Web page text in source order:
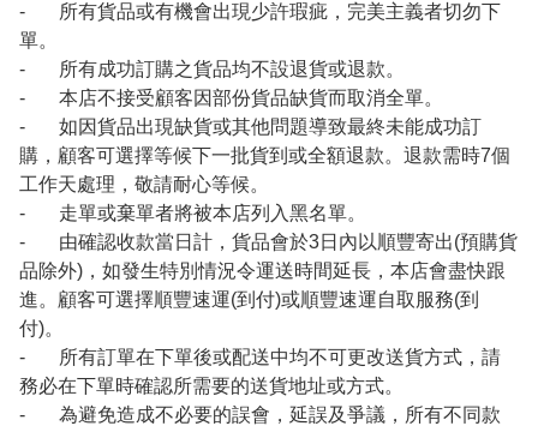
- 所有貨品或有機會出現少許瑕疵，完美主義者切勿下
單。
- 所有成功訂購之貨品均不設退貨或退款。
- 本店不接受顧客因部份貨品缺貨而取消全單。
- 如因貨品出現缺貨或其他問題導致最終未能成功訂
購，顧客可選擇等候下一批貨到或全額退款。退款需時7個
工作天處理，敬請耐心等候。
- 走單或棄單者將被本店列入黑名單。
- 由確認收款當日計，貨品會於3日內以順豐寄出(預購貨
品除外)，如發生特別情況令運送時間延長，本店會盡快跟
進。顧客可選擇順豐速運(到付)或順豐速運自取服務(到
付)。
- 所有訂單在下單後或配送中均不可更改送貨方式，請
務必在下單時確認所需要的送貨地址或方式。
- 為避免造成不必要的誤會，延誤及爭議，所有不同款